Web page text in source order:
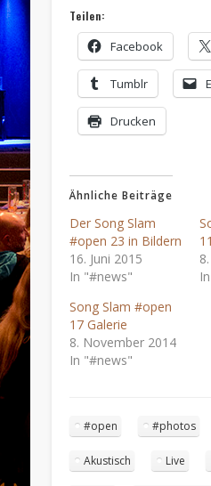
Teilen:
Facebook
Tumblr
Drucken
Ähnliche Beiträge
Der Song Slam
#open 23 in Bildern
16. Juni 2015
In "#news"
Song Slam #open
17 Galerie
8. November 2014
In "#news"
#open #photos
Akustisch Live